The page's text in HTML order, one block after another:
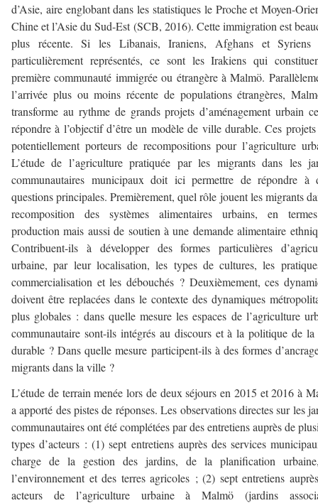
d’Asie, aire englobant dans les statistiques le Proche et Moyen-
Chine et l’Asie du Sud-Est (SCB, 2016). Cette immigration est
plus récente. Si les Libanais, Iraniens, Afghans et Syriens
particulièrement représentés, ce sont les Irakiens qui
première communauté immigrée ou étrangère à Malmö.
l’arrivée plus ou moins récente de populations étrangères,
transforme au rythme de grands projets d’aménagement urbain
répondre à l’objectif d’être un modèle de ville durable. Ces
potentiellement porteurs de recompositions pour l’agriculture
L’étude de l’agriculture pratiquée par les migrants dans les
communautaires municipaux doit ici permettre de répondre à
questions principales. Premièrement, quel rôle jouent les migrants
recomposition des systèmes alimentaires urbains, en
production mais aussi de soutien à une demande alimentaire
Contribuent-ils à développer des formes particulières
urbaine, par leur localisation, les types de cultures, les
commercialisation et les débouchés ? Deuxièmement, ces
doivent être replacées dans le contexte des dynamiques
plus globales : dans quelle mesure les espaces de l’agriculture
communautaire sont-ils intégrés au discours et à la politique de
durable ? Dans quelle mesure participent-ils à des formes
migrants dans la ville ?
L’étude de terrain menée lors de deux séjours en 2015 et 2016 à
a apporté des pistes de réponses. Les observations directes sur les
communautaires ont été complétées par des entretiens auprès de
types d’acteurs : (1) sept entretiens auprès des services
charge de la gestion des jardins, de la planification
l’environnement et des terres agricoles ; (2) sept entretiens
acteurs de l’agriculture urbaine à Malmö (jardins